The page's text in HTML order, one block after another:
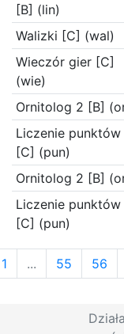
[B] (lin)
Walizki [C] (wal)
Wieczór gier [C]
(wie)
Ornitolog 2 [B]
Liczenie punktów
[C] (pun)
Ornitolog 2 [B]
Liczenie punktów
[C] (pun)
1 ... 55 56